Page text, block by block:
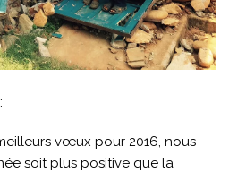
vœux pour 2016, nous
soit plus positive que la